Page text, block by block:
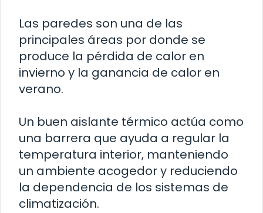
Las paredes son una de las
principales áreas por donde se
produce la pérdida de calor en
invierno y la ganancia de calor en
verano.
Un buen aislante térmico actúa como
una barrera que ayuda a regular la
temperatura interior, manteniendo
un ambiente acogedor y reduciendo
la dependencia de los sistemas de
climatización.